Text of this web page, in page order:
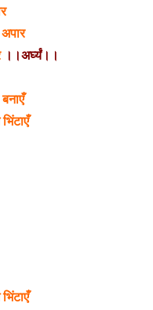
।।अर्घ्यं।।